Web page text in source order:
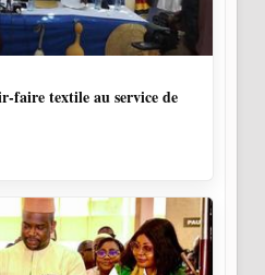
faire textile au service de